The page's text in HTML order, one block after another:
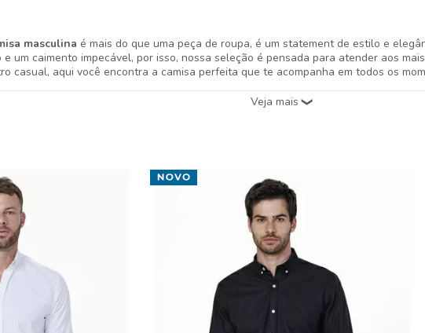
masculina é mais do que uma peça de roupa, é um statement de estilo e
um caimento impecável, por isso, nossa seleção é pensada para atender aos
casual, aqui você encontra a camisa perfeita que te acompanha em todos os
a versatilidade da camisa de botão até modelos mais específicos como a
para elevar seu guarda-roupa com camisas que combinam perfeitamente com
deve ser prática, elegante e refletir a personalidade de quem a veste.
expressar sua individualidade sem abrir mão do conforto. Descubra a camisa
De Botão Camisa Manga Longa|Camisa De Manga Curta